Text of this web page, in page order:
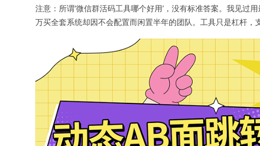
注意：所谓‘微信群活码工具哪个好用’，没有标准答案。我见过
万买全套系统却因不会配置而闲置半年的团队。工具只是杠杆，